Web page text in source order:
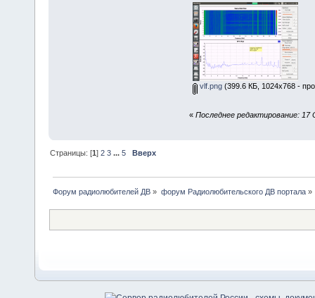
vlf.png(399.6 КБ, 1024x768 -
« Последнее редактирование:
Страницы: [1]2 3 ...5 Вверх
Форум радиолюбителей ДВ » форум Радиолюбительского ДВ портала»